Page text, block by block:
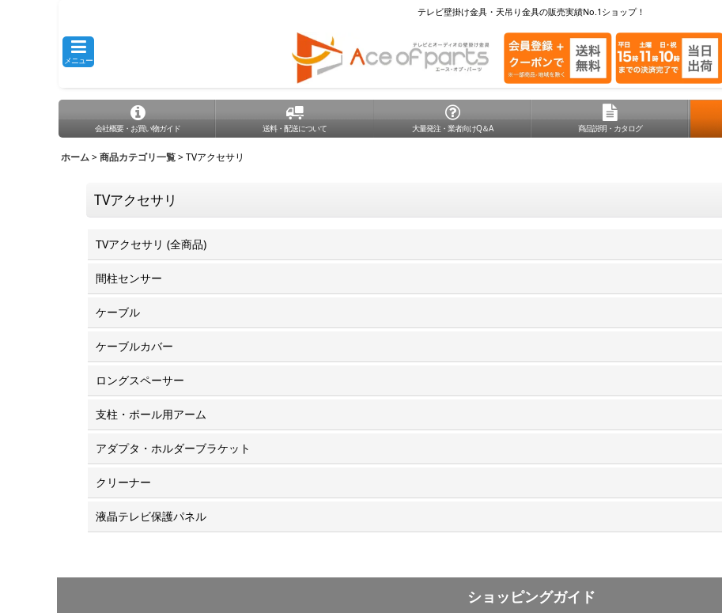
テレビ壁掛け金具・天吊り金具の販売実績No.1ショップ！
メニュー
会社概要・お買い物ガイド 送料・配送について 大量発注・業者向けQ＆A 商品説明・カタログ
ホーム >商品カテゴリ一覧>TVアクセサリ
TVアクセサリ
TVアクセサリ (全商品)
間柱センサー
ケーブル
ケーブルカバー
ロングスペーサー
支柱・ポール用アーム
アダプタ・ホルダーブラケット
クリーナー
液晶テレビ保護パネル
ショッピングガイド